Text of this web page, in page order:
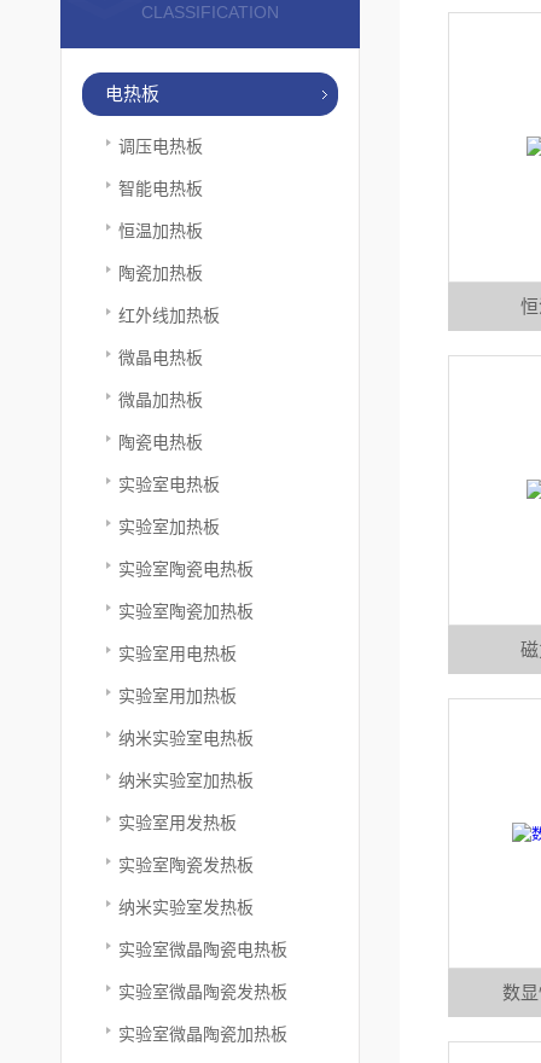
CLASSIFICATION
电热板
调压电热板
智能电热板
恒温加热板
陶瓷加热板
红外线加热板
微晶电热板
微晶加热板
陶瓷电热板
实验室电热板
实验室加热板
实验室陶瓷电热板
实验室陶瓷加热板
实验室用电热板
实验室用加热板
纳米实验室电热板
纳米实验室加热板
实验室用发热板
实验室陶瓷发热板
纳米实验室发热板
实验室微晶陶瓷电热板
实验室微晶陶瓷发热板
实验室微晶陶瓷加热板
数